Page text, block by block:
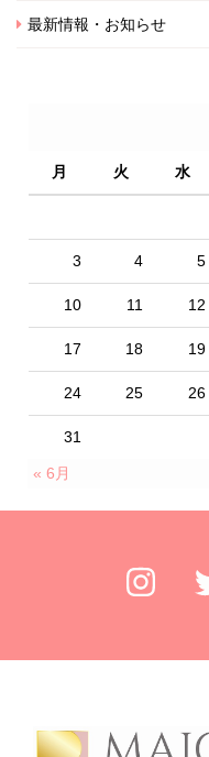
最新情報・お知らせ
月 火 水
3 4 5
10 11 12
17 18 19
24 25 26
31
« 6月